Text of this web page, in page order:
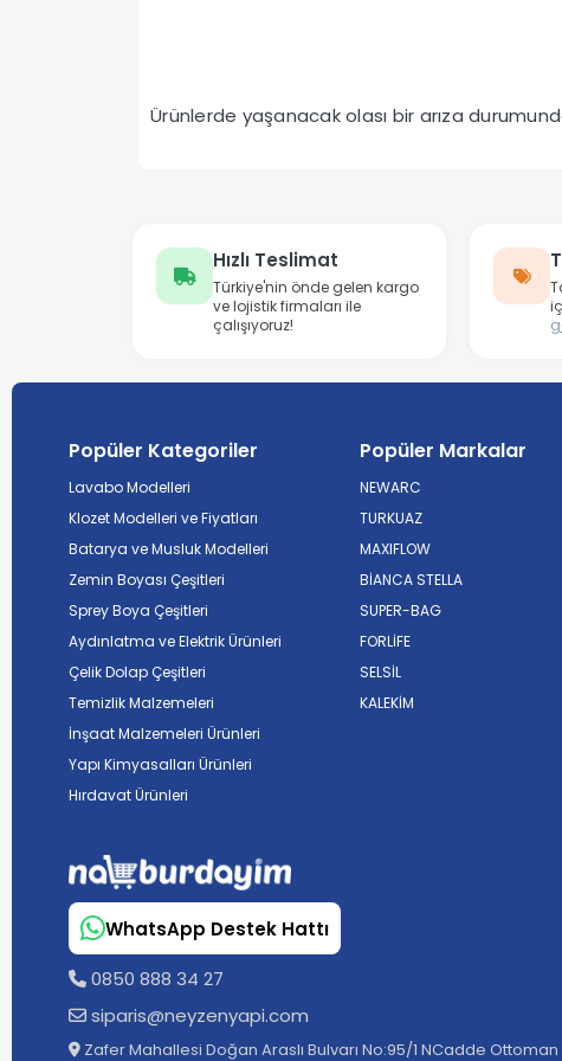
Ürünlerde yaşanacak olası bir arıza
Hızlı Teslimat
Türkiye'nin önde gelen kargo
ve lojistik firmaları ile
çalışıyoruz!
Popüler Kategoriler
Lavabo Modelleri
Klozet Modelleri ve Fiyatları
Batarya ve Musluk Modelleri
Zemin Boyası Çeşitleri
Sprey Boya Çeşitleri
Aydınlatma ve Elektrik Ürünleri
Çelik Dolap Çeşitleri
Temizlik Malzemeleri
İnşaat Malzemeleri Ürünleri
Yapı Kimyasalları Ürünleri
Hırdavat Ürünleri
Popüler Markalar
NEWARC
TURKUAZ
MAXIFLOW
BİANCA STELLA
SUPER-BAG
FORLİFE
SELSİL
KALEKİM
WhatsApp Destek Hattı
0850 888 34 27
siparis@neyzenyapi.com
Zafer Mahallesi Doğan Araslı Bulvarı No:95/1 NCadde